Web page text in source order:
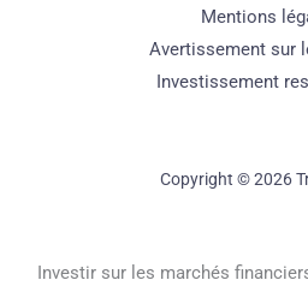
Mentions
Avertissement sur
Investissement
Copyright © 2026
Investir sur les marchés